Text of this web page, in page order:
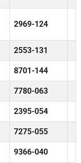
2969-124
2553-131
8701-144
7780-063
2395-054
7275-055
9366-040